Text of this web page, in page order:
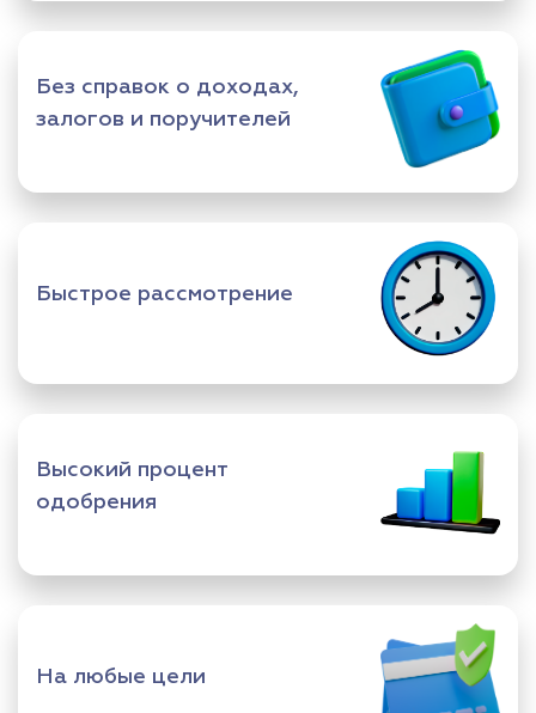
Без справок о доходах,
залогов и поручителей
Быстрое рассмотрение
Высокий процент
одобрения
На любые цели